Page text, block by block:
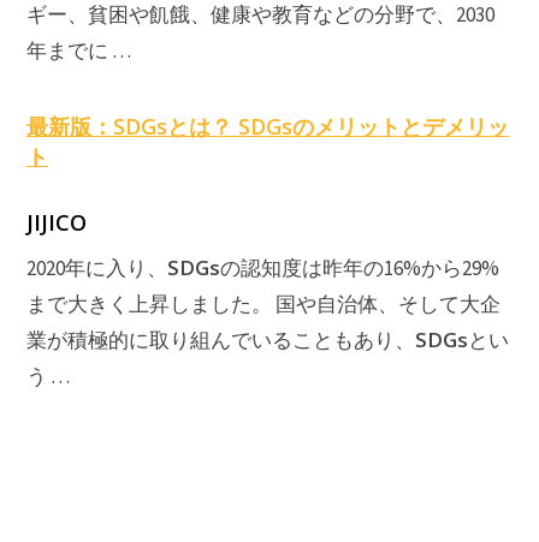
ギー、貧困や飢餓、健康や教育などの分野で、2030
年までに …
最新版： SDGsとは？ SDGsのメリットとデメリッ
ト
JIJICO
2020年に入り、 SDGsの認知度は昨年の16%から29%
まで大きく上昇しました。 国や自治体、そして大企
業が積極的に取り組んでいることもあり、 SDGsとい
う …